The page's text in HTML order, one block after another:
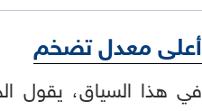
أعلى معدل تضخم
في هذا السياق، يقول